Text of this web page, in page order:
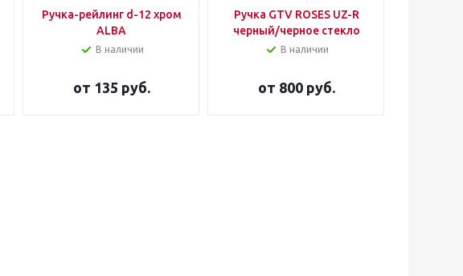
Ручка-рейлинг d-12 хром
ALBA
В наличии
от 135 руб.
Ручка GTV ROSES UZ-R
черный/черное стекло
В наличии
от 800 руб.